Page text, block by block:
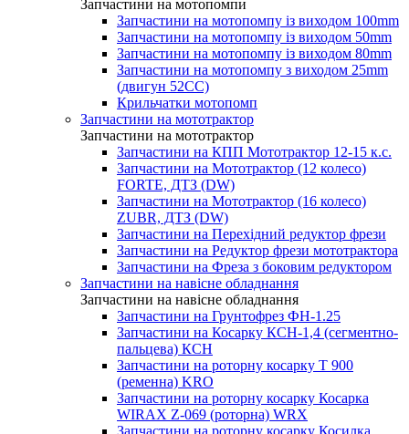
Запчастини на мотопомпи
Запчастини на мотопомпу із виходом 100mm
Запчастини на мотопомпу із виходом 50mm
Запчастини на мотопомпу із виходом 80mm
Запчастини на мотопомпу з виходом 25mm
(двигун 52CC)
Крильчатки мотопомп
Запчастини на мототрактор
Запчастини на мототрактор
Запчастини на КПП Мототрактор 12-15 к.с.
Запчастини на Мототрактор (12 колесо)
FORTE, ДТЗ (DW)
Запчастини на Мототрактор (16 колесо)
ZUBR, ДТЗ (DW)
Запчастини на Перехідний редуктор фрези
Запчастини на Редуктор фрези мототрактора
Запчастини на Фреза з боковим редуктором
Запчастини на навісне обладнання
Запчастини на навісне обладнання
Запчастини на Грунтофрез ФН-1.25
Запчастини на Косарку КСН-1,4 (сегментно-
пальцева) КСН
Запчастини на роторну косарку T 900
(ременна) KRO
Запчастини на роторну косарку Косарка
WIRAX Z-069 (роторна) WRX
Запчастини на роторну косарку Косилка